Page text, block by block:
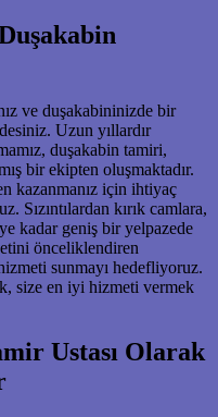
ve duşakabininizde bir
Uzun yıllardır
duşakabin tamiri,
bir ekipten oluşmaktadır.
kazanmanız için ihtiyaç
Sızıntılardan kırık camlara,
kadar geniş bir yelpazede
önceliklendiren
sunmayı hedefliyoruz.
size en iyi hizmeti vermek
Ustası Olarak